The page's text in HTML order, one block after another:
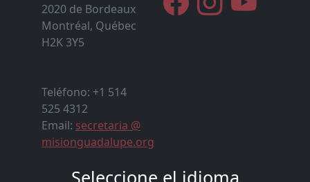
2020 de Bordeaux
Montréal, Québec
H2K 3Y5
Teléfono: +1 514
525 4312
Email: secretaria @
misionguadalupe.org
Seleccione el idioma